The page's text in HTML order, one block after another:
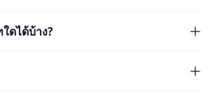
ดได้บ้าง?